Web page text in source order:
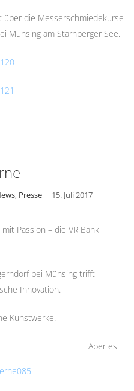
die Messerschmiedekurse
Münsing am Starnberger See.
, Presse 15. Juli 2017
Passion – die VR Bank
bei Münsing trifft
Innovation.
Kunstwerke.
Aber es